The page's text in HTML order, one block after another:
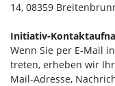
14, 08359
Initiativ-
Wenn Sie per E-Mail
treten, erheben wir
Mail-Adresse,